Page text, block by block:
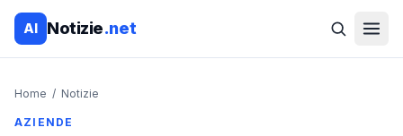
AI Notizie.net
Home / Notizie
AZIENDE